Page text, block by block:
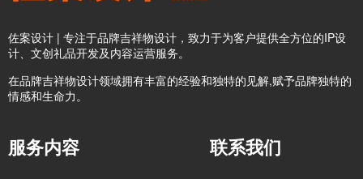
佐案设计 | 专注于品牌吉祥物设计，致力于为客户提供全方位的IP设
计、文创礼品开发及内容运营服务。
在品牌吉祥物设计领域拥有丰富的经验和独特的见解,赋予品牌独特的
情感和生命力。
服务内容 联系我们